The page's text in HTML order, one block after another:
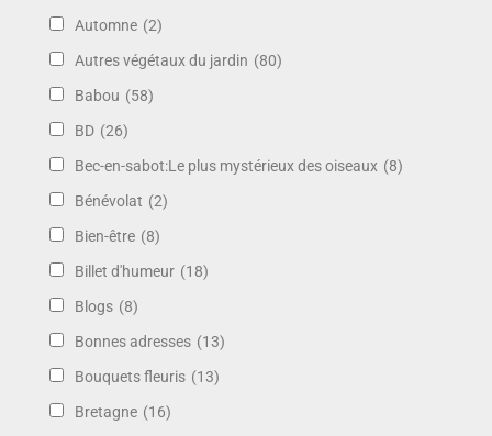
Automne (2)
Autres végétaux du jardin (80)
Babou (58)
BD (26)
Bec-en-sabot:Le plus mystérieux des oiseaux (8)
Bénévolat (2)
Bien-être (8)
Billet d'humeur (18)
Blogs (8)
Bonnes adresses (13)
Bouquets fleuris (13)
Bretagne (16)